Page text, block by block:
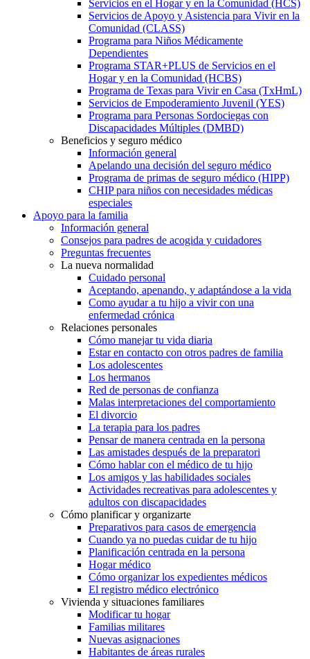
Servicios en el Hogar y en la Comunidad (HCS)
Servicios de Apoyo y Asistencia para Vivir en la
Comunidad (CLASS)
Programa para Niños Médicamente
Dependientes
Programa STAR+PLUS de Servicios en el
Hogar y en la Comunidad (HCBS)
Programa de Texas para Vivir en Casa (TxHmL)
Servicios de Empoderamiento Juvenil (YES)
Programa para Personas Sordociegas con
Discapacidades Múltiples (DMBD)
Beneficios y seguro médico
Información general
Apelando una decisión del seguro médico
Programa de primas de seguro médico (HIPP)
CHIP para niños con necesidades médicas
especiales
Apoyo para la familia
Información general
Consejos para padres de acogida y cuidadores
Preguntas frecuentes
La nueva normalidad
Cuidado personal
Aceptando, apenando, y adaptándose a la vida
Como ayudar a tu hijo a vivir con una
enfermedad crónica
Relaciones personales
Cómo manejar tu vida diaria
Estar en contacto con otros padres de familia
Los adolescentes
Los hermanos
Red de personas de confianza
Malas interpretaciones del comportamiento
El divorcio
La terapia para los padres
Pensar de manera centrada en la persona
Las amistades después de la preparatori
Cómo hablar con el médico de tu hijo
Los amigos y las habilidades sociales
Actividades recreativas para adolescentes y
adultos con discapacidades
Cómo planificar y organizarte
Preparativos para casos de emergencia
Cuando ya no puedas cuidar de tu hijo
Planificación centrada en la persona
Hogar médico
Cómo organizar los expedientes médicos
El registro médico electrónico
Vivienda y situaciones familiares
Modificar tu hogar
Familias militares
Nuevas asignaciones
Habitantes de áreas rurales